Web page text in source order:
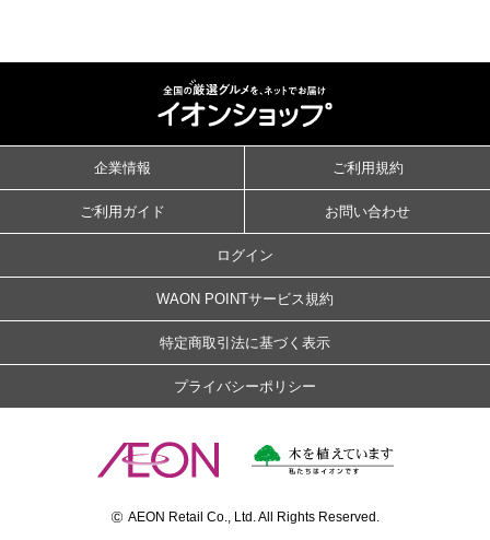
企業情報 ご利用規約
ご利用ガイド お問い合わせ
ログイン
WAON POINTサービス規約
特定商取引法に基づく表示
プライバシーポリシー
© AEON Retail Co., Ltd. All Rights Reserved.